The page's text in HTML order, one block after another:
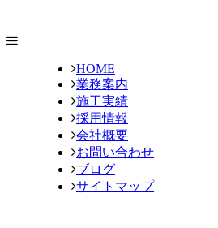
HOME
業務案内
施工実績
採用情報
会社概要
お問い合わせ
ブログ
サイトマップ